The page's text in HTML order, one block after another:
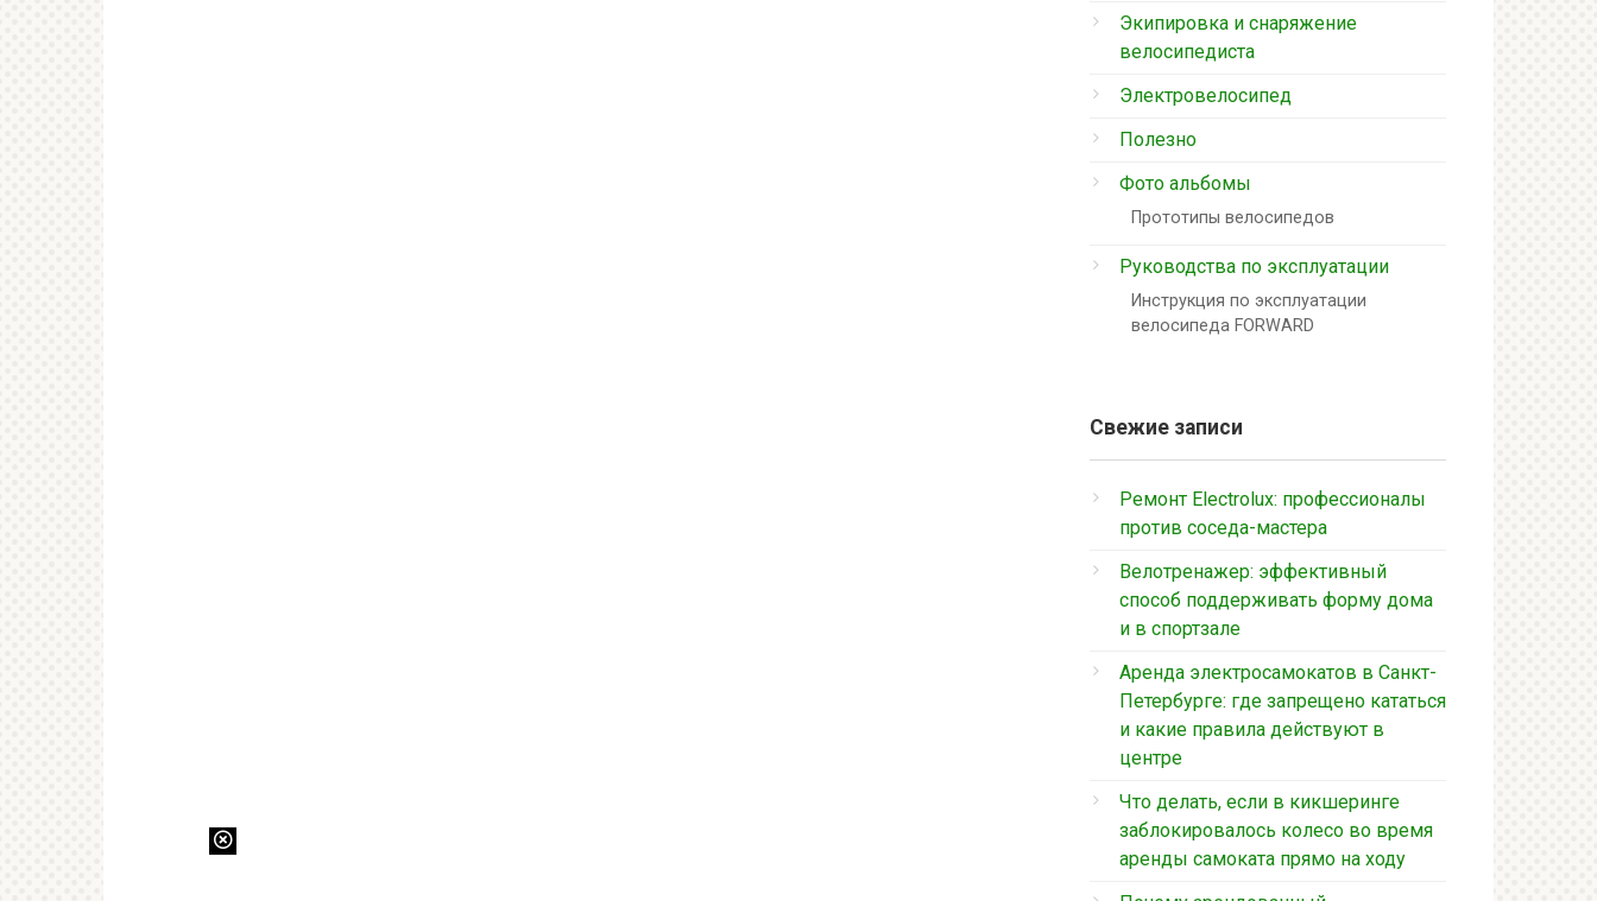
Экипировка и снаряжение
велосипедиста
Электровелосипед
Полезно
Фото альбомы
Прототипы велосипедов
Руководства по эксплуатации
Инструкция по эксплуатации
велосипеда FORWARD
Свежие записи
Ремонт Electrolux: профессионалы
против соседа-мастера
Велотренажер: эффективный
способ поддерживать форму дома
и в спортзале
Аренда электросамокатов в Санкт-
Петербурге: где запрещено кататься
и какие правила действуют в
центре
Что делать, если в кикшеринге
заблокировалось колесо во время
аренды самоката прямо на ходу